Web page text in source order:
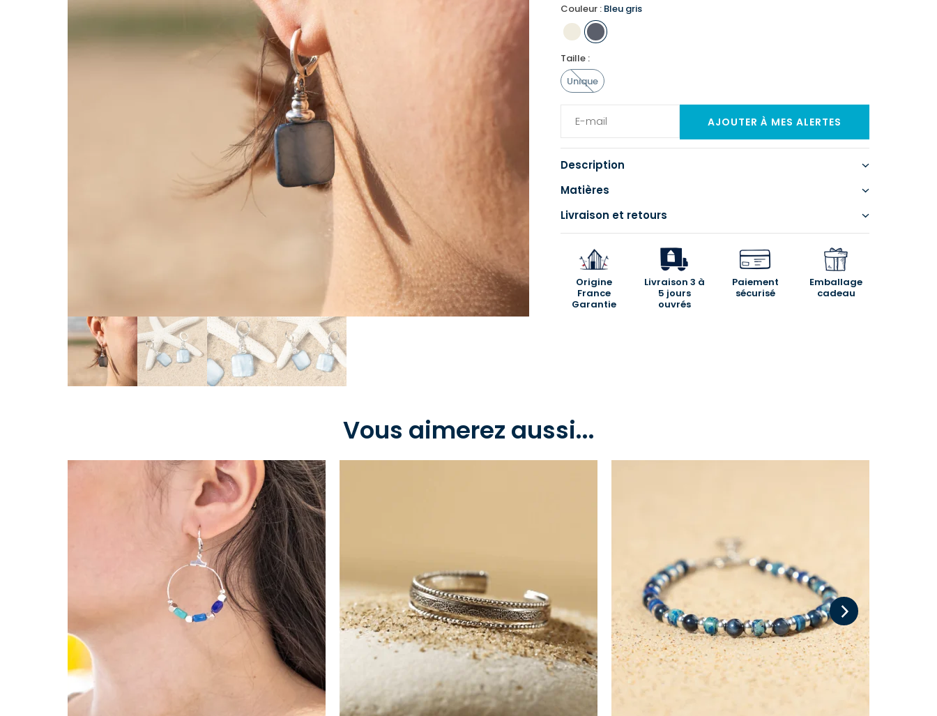
Couleur : Bleu gris
Taille :
Unique
Description
Matières
Livraison et retours
Origine
France
Garantie
Livraison 3 à
5 jours
ouvrés
Paiement
sécurisé
Emballage
cadeau
Vous aimerez aussi...